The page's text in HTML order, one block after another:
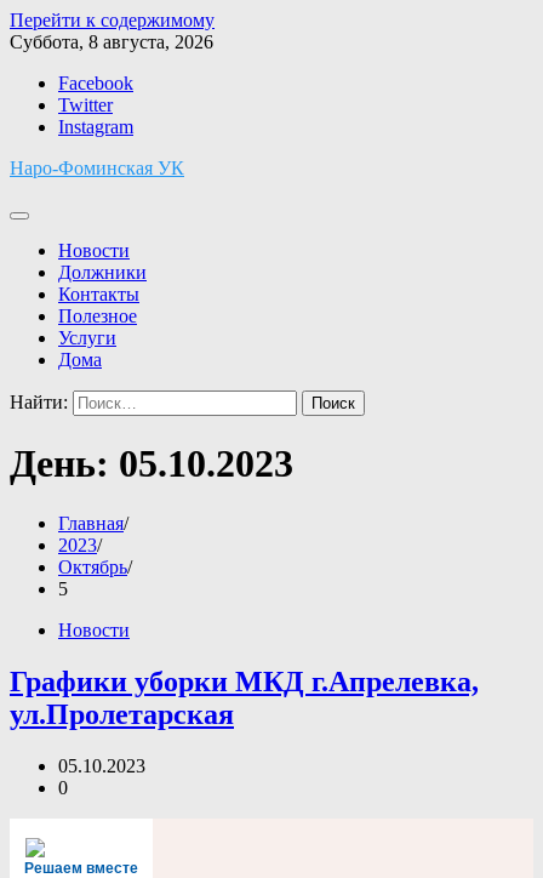
Перейти к содержимому
Суббота, 8 августа, 2026
Facebook
Twitter
Instagram
Наро-Фоминская УК
Новости
Должники
Контакты
Полезное
Услуги
Дома
Найти:
День: 05.10.2023
Главная
2023
Октябрь
5
Новости
Графики уборки МКД г.Апрелевка,
ул.Пролетарская
05.10.2023
0
Решаем вместе